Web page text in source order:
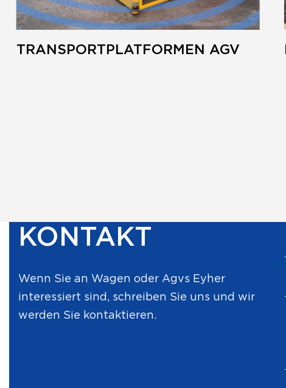
TRANSPORTPLATFORMEN AGV
KONTAKT
Wenn Sie an Wagen oder Agvs Eyher
interessiert sind, schreiben Sie uns und wir
werden Sie kontaktieren.